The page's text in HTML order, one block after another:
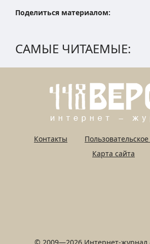
Поделиться материалом:
САМЫЕ ЧИТАЕМЫЕ:
Контакты
Карта сайта